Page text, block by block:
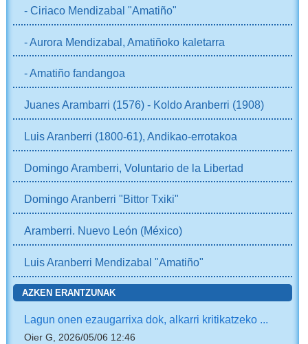
- Ciriaco Mendizabal "Amatiño"
- Aurora Mendizabal, Amatiñoko kaletarra
- Amatiño fandangoa
Juanes Arambarri (1576) - Koldo Aranberri (1908)
Luis Aranberri (1800-61), Andikao-errotakoa
Domingo Aramberri, Voluntario de la Libertad
Domingo Aranberri "Bittor Txiki"
Aramberri. Nuevo León (México)
Luis Aranberri Mendizabal "Amatiño"
AZKEN ERANTZUNAK
Lagun onen ezaugarrixa dok, alkarri kritikatzeko ...
Oier G, 2026/05/06 12:46